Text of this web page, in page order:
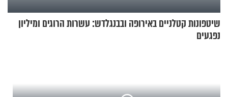
שיטפונות קטלניים באירופה ובבנגלדש: עשרות הרוגים ומיליון
נפגעים